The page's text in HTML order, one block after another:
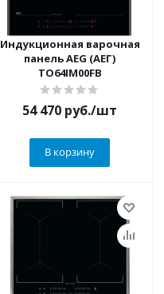
Индукционная варочная
панель AEG (АЕГ)
TO64IM00FB
54 470 руб./шт
В корзину